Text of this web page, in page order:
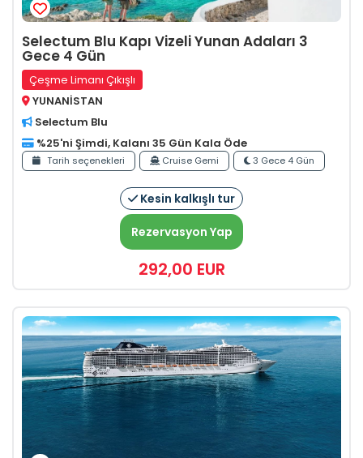
Selectum Blu Kapı Vizeli Yunan Adaları 3
Gece 4 Gün
Çeşme Limanı Çıkışlı
YUNANİSTAN
Selectum Blu
%25'ni Şimdi, Kalanı 35 Gün Kala Öde
Tarih seçenekleri Cruise Gemi 3 Gece 4 Gün
Kesin kalkışlı tur
Rezervasyon Yap
292,00 EUR